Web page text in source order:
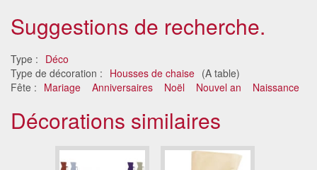
Suggestions de recherche.
Type : Déco
Type de décoration : Housses de chaise (A table)
Fête : Mariage Anniversaires Noël Nouvel an Naissance
Décorations similaires